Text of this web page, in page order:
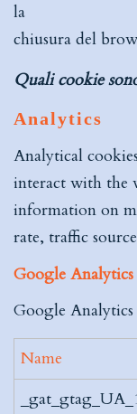
la
chiusura del
Quali cookie
Analytics
Analytical
interact with the
information on
rate, traffic
Google Analytics
Google Analytics
Name